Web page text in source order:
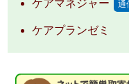
ケアマネジャー 通
ケアプランゼミ